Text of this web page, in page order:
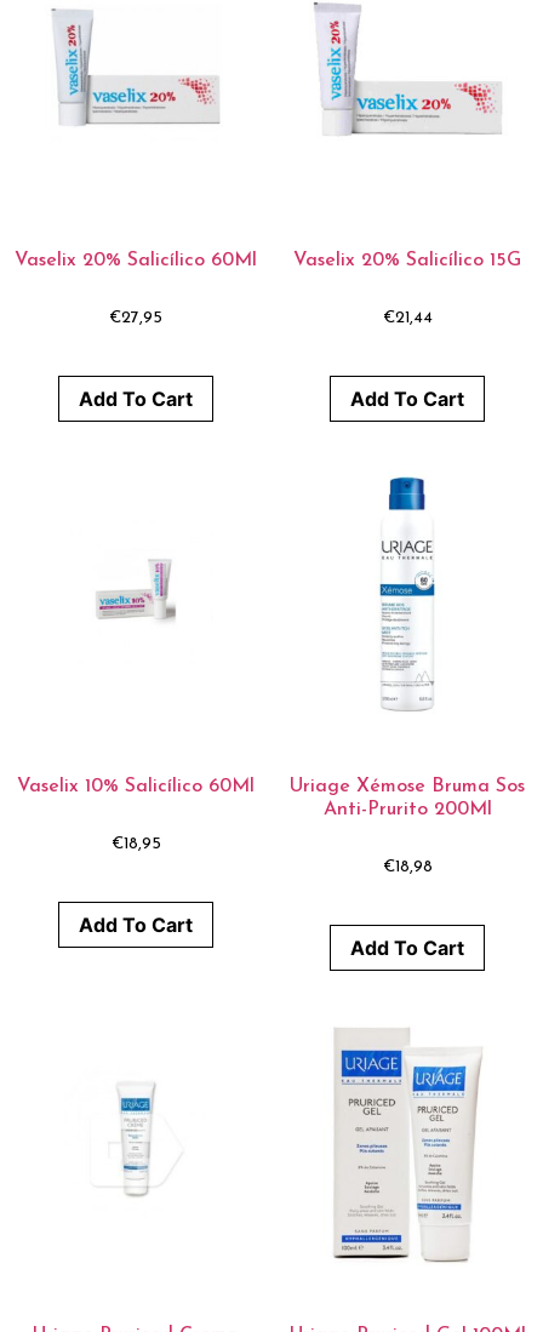
Vaselix 20% Salicílico 60Ml
€27,95
Add To Cart
Vaselix 20% Salicílico 15G
€21,44
Add To Cart
Vaselix 10% Salicílico 60Ml
€18,95
Add To Cart
Uriage Xémose Bruma Sos
Anti-Prurito 200Ml
€18,98
Add To Cart